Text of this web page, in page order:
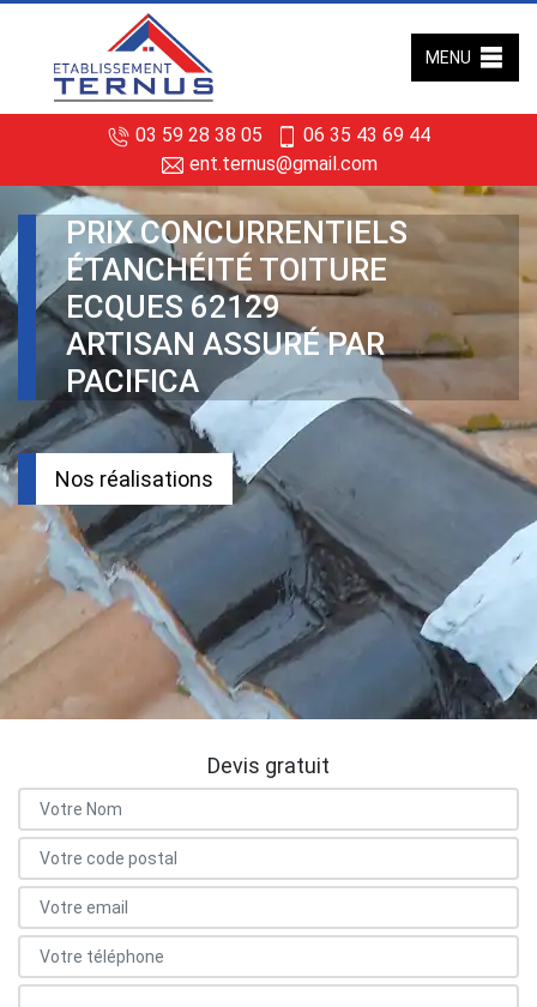
03 59 28 38 05
06 35 43 69 44
ent.ternus@gmail.com
MENU
PRIX CONCURRENTIELS
ÉTANCHÉITÉ TOITURE
ECQUES 62129
ARTISAN ASSURÉ PAR
PACIFICA
Nos réalisations
Devis gratuit